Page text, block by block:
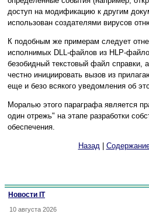
доступ на модификацию к другим
использован создателями вирусов
К подобным же примерам следует
исполнимых DLL-файлов из HLP-
безобидный текстовый файл справки,
честно инициировать вызов из
еще и безо всякого уведомления об
Моралью этого параграфа является
один отрежь" на этапе разработки
обеспечения.
Назад|
Новости IT
10 августа 2026